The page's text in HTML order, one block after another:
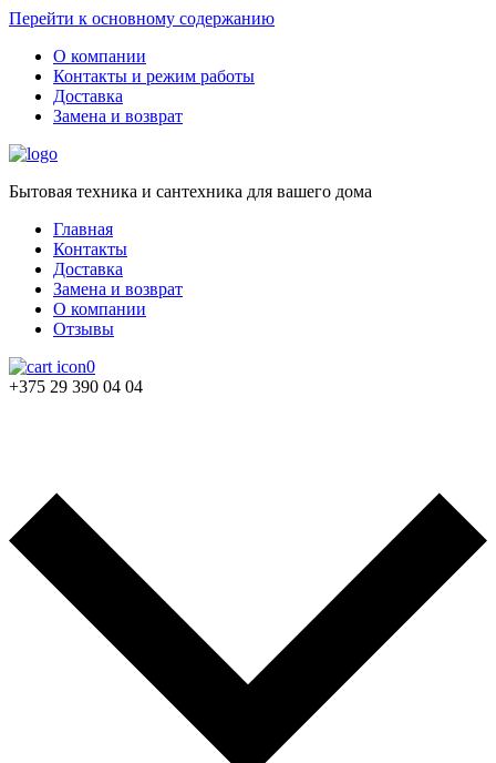
Перейти к основному содержанию
О компании
Контакты и режим работы
Доставка
Замена и возврат
Бытовая техника и сантехника для вашего дома
Главная
Контакты
Доставка
Замена и возврат
О компании
Отзывы
0
+375 29 390 04 04